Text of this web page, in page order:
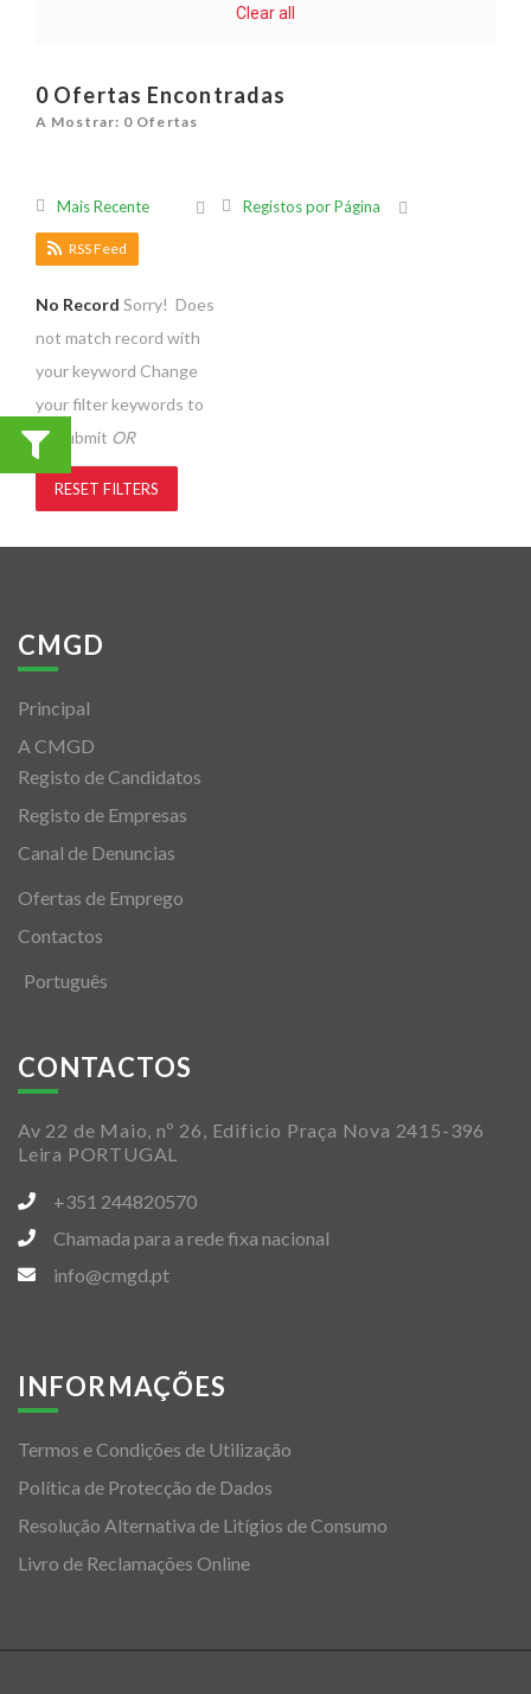
Clear all
0 Ofertas Encontradas
A Mostrar: 0 Ofertas
Mais Recente Registos por Página
RSS Feed
No Record Sorry! Does
not match record with
your keyword Change
your filter keywords to
re-submit OR
RESET FILTERS
CMGD
Principal
A CMGD
Registo de Candidatos
Registo de Empresas
Canal de Denuncias
Ofertas de Emprego
Contactos
Português
CONTACTOS
Av 22 de Maio, nº 26, Edificio Praça Nova 2415-396
Leira PORTUGAL
+351 244820570
Chamada para a rede fixa nacional
info@cmgd.pt
INFORMAÇÕES
Termos e Condições de Utilização
Política de Protecção de Dados
Resolução Alternativa de Litígios de Consumo
Livro de Reclamações Online